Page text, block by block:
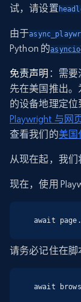
试，请设置
由于
Python 的asyncio
免责声明 ：需
先在美国推出
的设备地理定
Playwright 与网
查看我们的美国
从现在起，我们
现在，使用
await
请务必记住在脚
await